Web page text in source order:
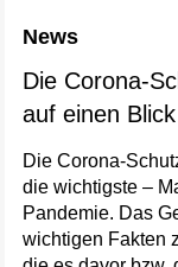
News
Die Corona-
auf einen Blick
Die Corona-
die wichtigste –
Pandemie. Das
wichtigen Fakten